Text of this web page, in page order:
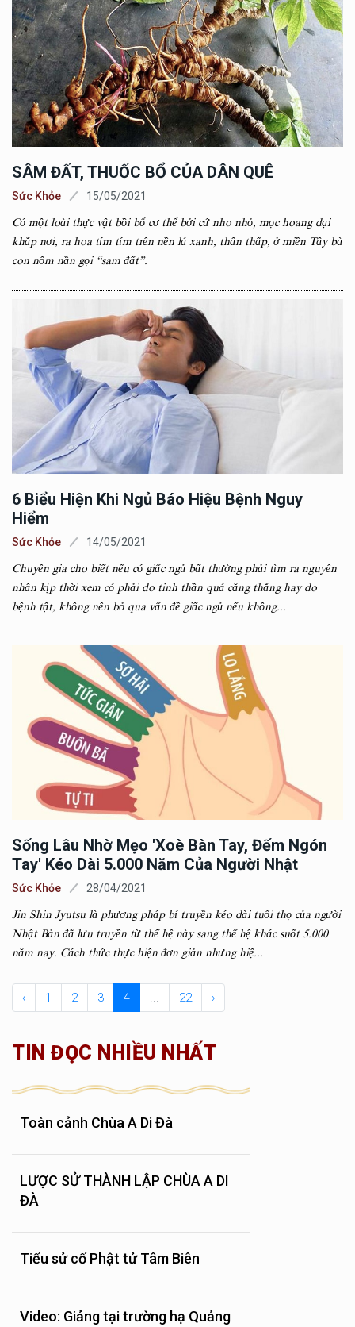
SÂM ĐẤT, THUỐC BỔ CỦA DÂN QUÊ
Sức Khỏe 15/05/2021
Có một loài thực vật bồi bổ cơ thể bởi cứ nho nhỏ, mọc hoang dại
khắp nơi, ra hoa tím tím trên nền lá xanh, thân thấp, ở miền Tây bà
con nôm nần gọi “sam đất”.
6 Biểu Hiện Khi Ngủ Báo Hiệu Bệnh Nguy
Hiểm
Sức Khỏe 14/05/2021
Chuyên gia cho biết nếu có giấc ngủ bất thường phải tìm ra nguyên
nhân kịp thời xem có phải do tinh thần quá căng thẳng hay do
bệnh tật, không nên bỏ qua vấn đề giấc ngủ nếu không...
Sống Lâu Nhờ Mẹo 'xoè Bàn Tay, Đếm Ngón
Tay' Kéo Dài 5.000 Năm Của Người Nhật
Sức Khỏe 28/04/2021
Jin Shin Jyutsu là phương pháp bí truyền kéo dài tuổi thọ của người
Nhật Bản đã lưu truyền từ thế hệ này sang thế hệ khác suốt 5.000
năm nay. Cách thức thực hiện đơn giản nhưng hiệ...
‹ 1 2 3 4 ... 22 ›
TIN ĐỌC NHIỀU NHẤT
Toàn cảnh Chùa A Di Đà
LƯỢC SỬ THÀNH LẬP CHÙA A DI
ĐÀ
Tiểu sử cố Phật tử Tâm Biên
Video: Giảng tại trường hạ Quảng